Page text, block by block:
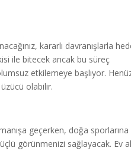
kararlı davranışlarla
ile bitecek ancak bu süreç
olumsuz etkilemeye başlıyor.
olabilir.
geçerken, doğa sporlarına
görünmenizi sağlayacak. Ev